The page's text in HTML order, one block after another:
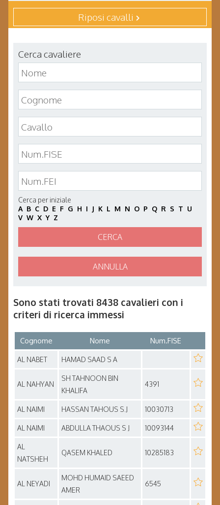
Riposi cavalli
Cerca cavaliere
Cerca per iniziale
A B C D E F G H I J K L M N O P Q R S T U
V W X Y Z
CERCA
ANNULLA
Sono stati trovati 8438 cavalieri con i
criteri di ricerca immessi
Cognome Nome Num.FISE
AL NABET HAMAD SAAD S A
AL NAHYAN
SH TAHNOON BIN
KHALIFA
4391
AL NAIMI HASSAN TAHOUS S.J 10030713
AL NAIMI ABDULLA THAOUS S J 10093144
AL
NATSHEH
QASEM KHALED 10285183
AL NEYADI
MOHD HUMAID SAEED
AMER
6545